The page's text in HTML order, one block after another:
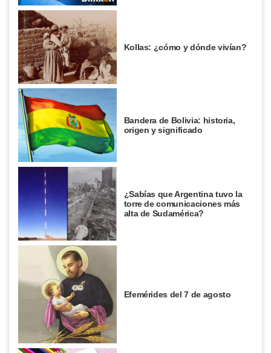
Kollas: ¿cómo y dónde vivían?
Bandera de Bolivia: historia,
origen y significado
¿Sabías que Argentina tuvo la
torre de comunicaciones más
alta de Sudamérica?
Efemérides del 7 de agosto